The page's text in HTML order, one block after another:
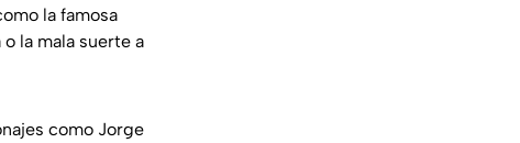
la famosa
la mala suerte a
como Jorge